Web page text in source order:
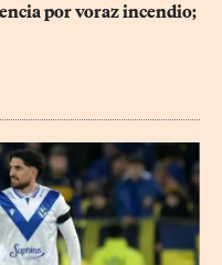
por voraz incendio;